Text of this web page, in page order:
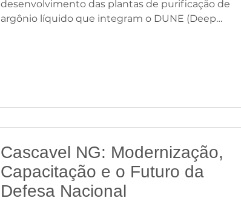
universo
desenvolvimento das plantas de purificação de
argônio líquido que integram o DUNE (Deep
Estados Unidos (DOE), o projeto busca desvendar
Cascavel NG: Modernização,
Capacitação e o Futuro da
Defesa Nacional